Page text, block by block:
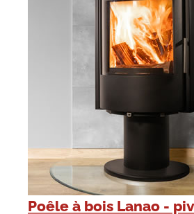
Poêle à bois Lanao -